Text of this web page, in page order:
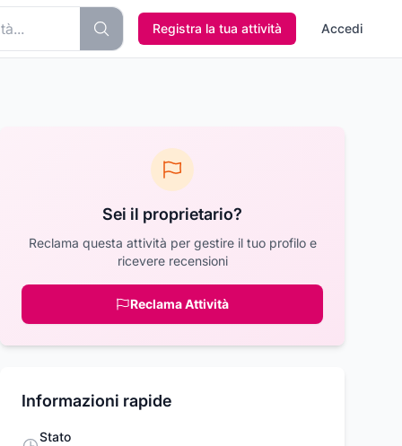
Registra la tua attività Accedi
Sei il proprietario?
Reclama questa attività per gestire il tuo profilo e
ricevere recensioni
Reclama Attività
Informazioni rapide
Stato